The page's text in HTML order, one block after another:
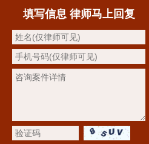
填写信息 律师马上回复